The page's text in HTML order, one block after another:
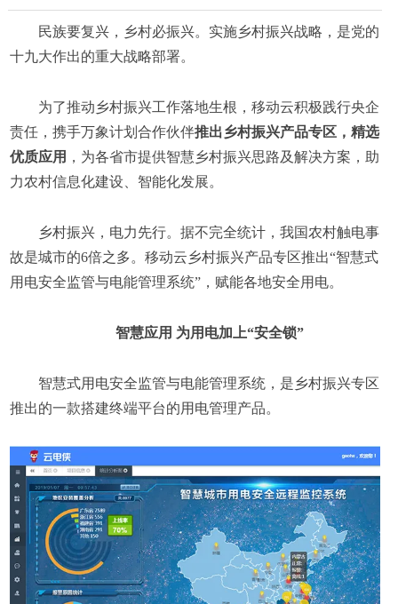
民族要复兴，乡村必振兴。实施乡村振兴战略，是党的
十九大作出的重大战略部署。
为了推动乡村振兴工作落地生根，移动云积极践行央企
责任，携手万象计划合作伙伴推出乡村振兴产品专区，精选
优质应用 ，为各省市提供智慧乡村振兴思路及解决方案，助
力农村信息化建设、智能化发展。
乡村振兴，电力先行。据不完全统计，我国农村触电事
故是城市的6倍之多。移动云乡村振兴产品专区推出“智慧式
用电安全监管与电能管理系统”，赋能各地安全用电。
智慧应用 为用电加上“安全锁”
智慧式用电安全监管与电能管理系统，是乡村振兴专区
推出的一款搭建终端平台的用电管理产品。